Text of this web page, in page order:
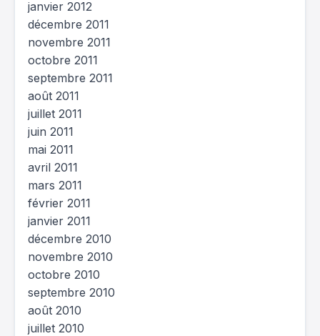
janvier 2012
décembre 2011
novembre 2011
octobre 2011
septembre 2011
août 2011
juillet 2011
juin 2011
mai 2011
avril 2011
mars 2011
février 2011
janvier 2011
décembre 2010
novembre 2010
octobre 2010
septembre 2010
août 2010
juillet 2010